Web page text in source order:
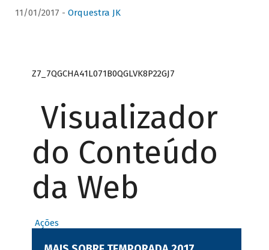
11/01/2017 - Orquestra JK
Z7_7QGCHA41L071B0QGLVK8P22GJ7
Visualizador
do Conteúdo
da Web
Ações